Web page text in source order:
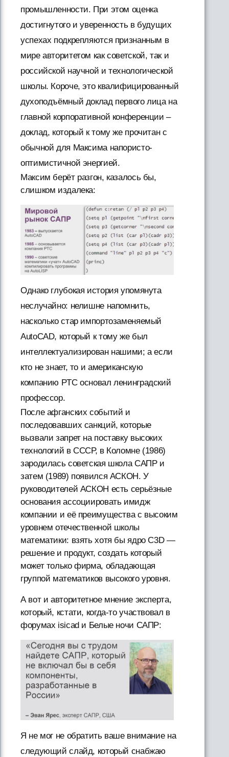
промышленности. При этом оценка
достигнутого и уверенность в будущих
успехах подкрепляются признанным в
мире авторитетом как советской, так и
российской научной и технологической
школы. Короче, это квалифицированный
духоподъёмный доклад первого лица на
главной корпоративной конференции –
доклад, который к тому же прочитан с
обычной для Максима напористо-
оптимистичной энергией.
Максим берёт разгон, казалось бы,
слишком издалека:
Однако глубокая история упомянута
неслучайно: нелишне напомнить,
насколько стар импортозаменяемый
AutoCAD, который к тому же был
интеллектуализирован нашими; а если
кто не знает, то и американскую
компанию PTC основал ленинградский
профессор.
После афганских событий и
последовавших санкций, которые
вызвали запрет на поставку высоких
технологий в СССР, в Коломне (1986)
зародилась советская школа САПР и
затем (1989) появился АСКОН. У
руководителей АСКОН есть серьёзные
основания ассоциировать имидж
компании и её преимущества с высоким
уровнем отечественной школы
математики: взять хотя бы ядро C3D —
решение и продукт, создать который
может только фирма, обладающая
группой математиков высокого уровня.
А вот и авторитетное мнение эксперта,
который, кстати, когда-то участвовал в
форумах isicad и Белые ночи САПР:
Я не мог не обратить ваше внимание на
следующий слайд, который снабжаю